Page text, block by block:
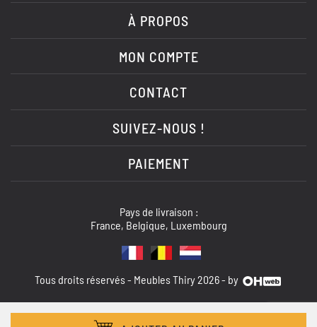
À PROPOS
MON COMPTE
CONTACT
SUIVEZ-NOUS !
PAIEMENT
Pays de livraison :
France, Belgique, Luxembourg
Tous droits réservés - Meubles Thiry 2026 - by